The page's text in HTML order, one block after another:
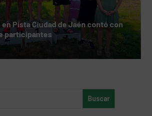
en Pista Ciudad de Jaén contó con
participantes